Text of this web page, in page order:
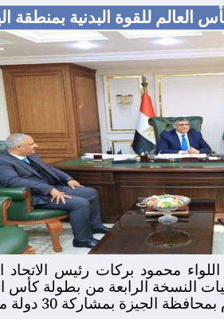
للقوة البدنية بمنطقة
محمود بركات رئيس الاتحاد
النسخة الرابعة من بطولة كأس